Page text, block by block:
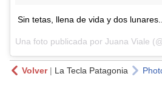
Sin tetas, llena de vida y dos
Una foto publicada por Juana Viale
Volver| La Tecla Patagonia